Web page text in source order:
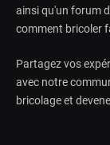
ainsi qu'un forum
comment bricoler
Partagez vos
avec notre
bricolage et